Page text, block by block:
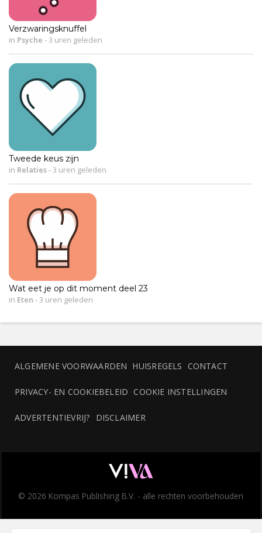
Verzwaringsknuffel
in Psyche -3 uren geleden
Tweede keus zijn
in Relaties-3 uren geleden
Wat eet je op dit moment deel 23
in Eten -3 uren geleden
ALGEMENE VOORWAARDEN HUISREGELS CONTACT
PRIVACY- EN COOKIEBELEID COOKIE INSTELLINGEN
ADVERTENTIEVRIJ? DISCLAIMER
© 2026 Kompas Publishing B.V. - alle rechten voorbehouden